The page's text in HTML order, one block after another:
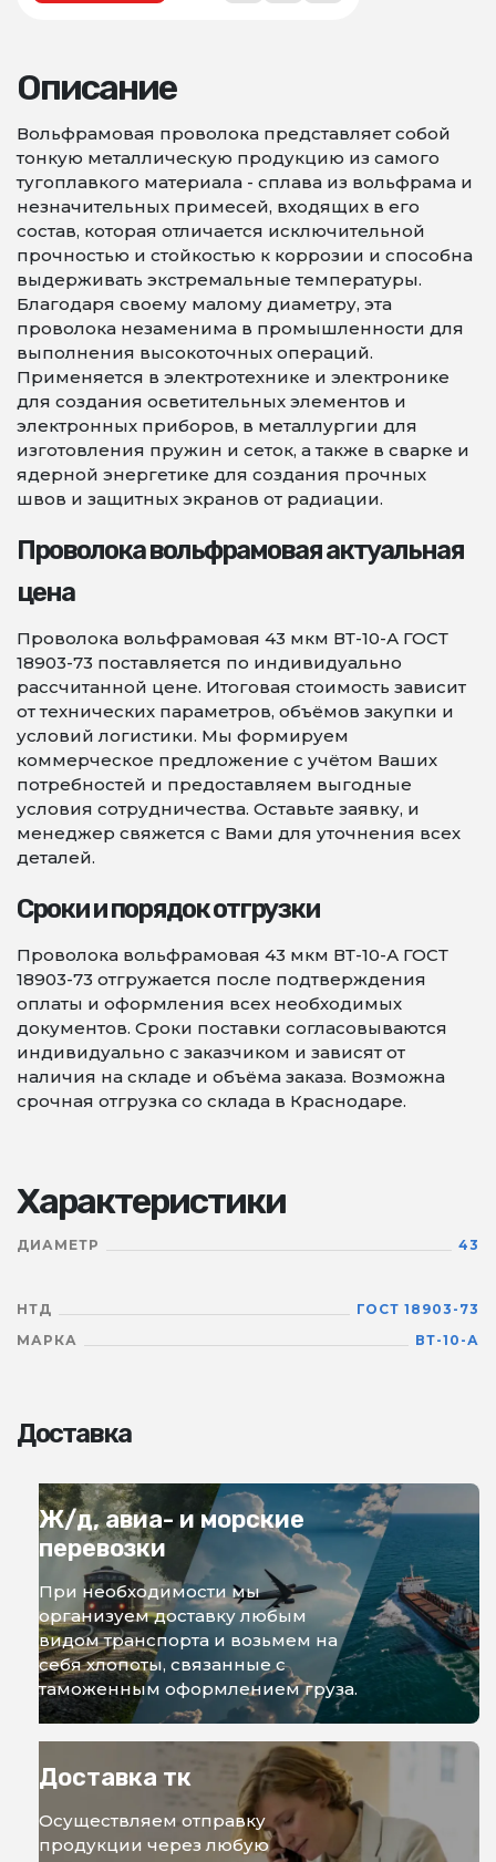
Описание
Вольфрамовая проволока представляет собой
тонкую металлическую продукцию из самого
тугоплавкого материала - сплава из вольфрама и
незначительных примесей, входящих в его
состав, которая отличается исключительной
прочностью и стойкостью к коррозии и способна
выдерживать экстремальные температуры.
Благодаря своему малому диаметру, эта
проволока незаменима в промышленности для
выполнения высокоточных операций.
Применяется в электротехнике и электронике
для создания осветительных элементов и
электронных приборов, в металлургии для
изготовления пружин и сеток, а также в сварке и
ядерной энергетике для создания прочных
швов и защитных экранов от радиации.
Проволока вольфрамовая актуальная
цена
Проволока вольфрамовая 43 мкм ВТ-10-А ГОСТ
18903-73 поставляется по индивидуально
рассчитанной цене. Итоговая стоимость зависит
от технических параметров, объёмов закупки и
условий логистики. Мы формируем
коммерческое предложение с учётом Ваших
потребностей и предоставляем выгодные
условия сотрудничества. Оставьте заявку, и
менеджер свяжется с Вами для уточнения всех
деталей.
Сроки и порядок отгрузки
Проволока вольфрамовая 43 мкм ВТ-10-А ГОСТ
18903-73 отгружается после подтверждения
оплаты и оформления всех необходимых
документов. Сроки поставки согласовываются
индивидуально с заказчиком и зависят от
наличия на складе и объёма заказа. Возможна
срочная отгрузка со склада в Краснодаре.
Характеристики
ДИАМЕТР 43
НТД
ГОСТ 18903-73
МАРКА
ВТ-10-А
Доставка
Ж/д, авиа- и морские
перевозки
При необходимости мы
организуем доставку любым
видом транспорта и возьмем на
себя хлопоты, связанные с
таможенным оформлением груза.
Доставка тк
Осуществляем отправку
продукции через любую